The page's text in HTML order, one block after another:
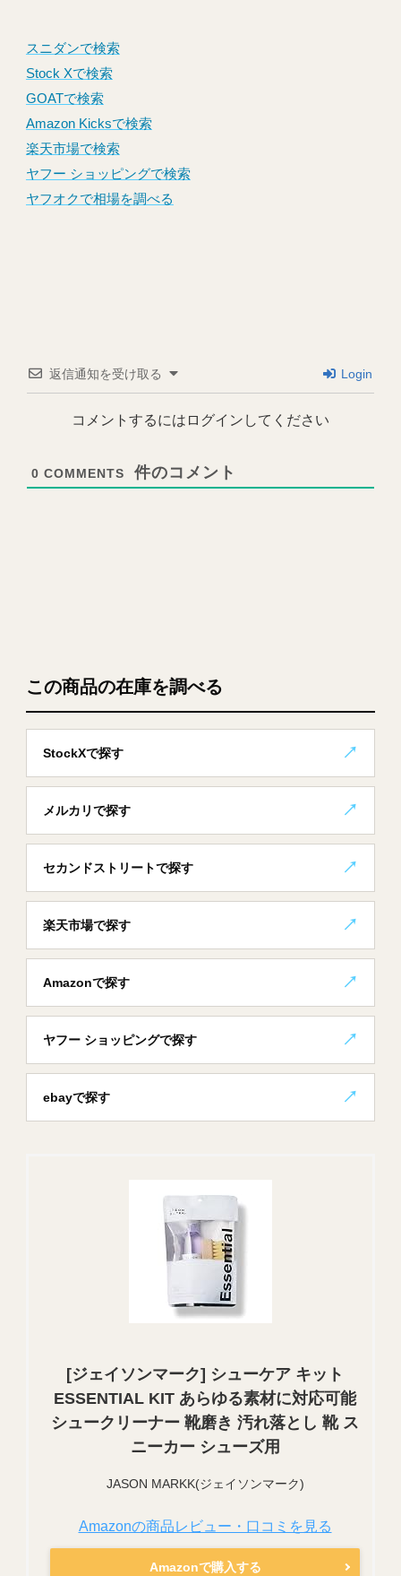
スニダンで検索
Stock Xで検索
GOATで検索
Amazon Kicksで検索
楽天市場で検索
ヤフー ショッピングで検索
ヤフオクで相場を調べる
この商品の在庫を調べる
StockXで探す
メルカリで探す
セカンドストリートで探す
楽天市場で探す
Amazonで探す
ヤフー ショッピングで探す
ebayで探す
[ジェイソンマーク] シューケア キット
ESSENTIAL KIT あらゆる素材に対応可能
シュークリーナー 靴磨き 汚れ落とし 靴 ス
ニーカー シューズ用
JASON MARKK(ジェイソンマーク)
Amazonの商品レビュー・口コミを見る
Amazonで購入する
返信通知を受け取る Login
コメントするにはログインしてください
0 COMMENTS